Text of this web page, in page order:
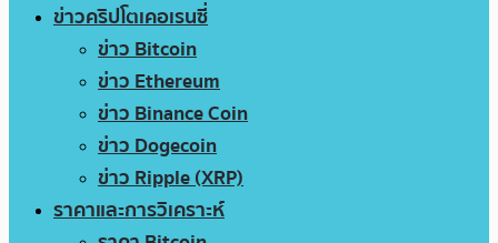
ข่าวคริปโตเคอเรนซี่
ข่าว Bitcoin
ข่าว Ethereum
ข่าว Binance Coin
ข่าว Dogecoin
ข่าว Ripple (XRP)
ราคาและการวิเคราะห์